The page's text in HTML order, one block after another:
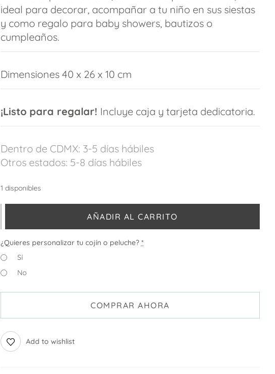
ideal para decorar, acompañar a tu niño en sus siestas
y como regalo para baby showers, bautizos o
cumpleaños.
Dimensiones 40 x 26 x 10 cm
¡Listo para regalar! Incluye caja y tarjeta dedicatoria.
Dentro de CDMX: 3-5 días hábiles
Otros estados: 5-8 días hábiles
1 disponibles
AÑADIR AL CARRITO
¿Quieres personalizar tu cojín o peluche? *
Sí
No
COMPRAR AHORA
Add to wishlist